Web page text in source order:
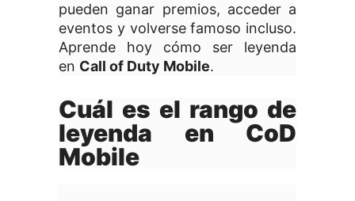
pueden ganar premios, acceder a
eventos y volverse famoso incluso.
Aprende hoy cómo ser leyenda
en Call of Duty Mobile.
Cuál es el rango de
leyenda en CoD
Mobile